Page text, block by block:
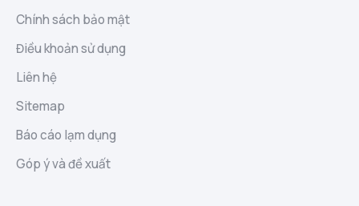
Chính sách bảo mật
Điều khoản sử dụng
Liên hệ
Sitemap
Báo cáo lạm dụng
Góp ý và đề xuất